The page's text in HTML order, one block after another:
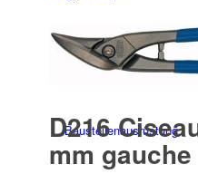
Bau­stellen­aus­rüstung
D216
mm gauche